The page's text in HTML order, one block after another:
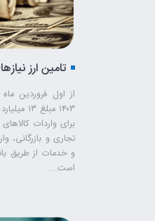
از اول فروردین
برای واردات
تجاری و بازرگانی،
و خدمات از طریق
است...